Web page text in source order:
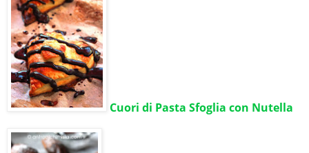
Cuori di Pasta Sfoglia con Nutella